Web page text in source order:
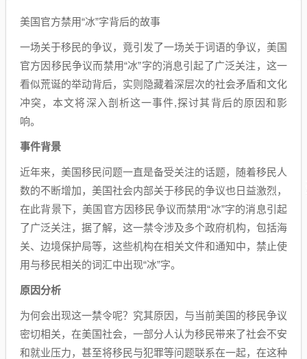
美国官方禁用“冰”字背后的故事
一场关于移民的争议，竟引发了一场关于词语的争议，美国
官方因移民争议而禁用“冰”字的消息引起了广泛关注，这一
看似荒诞的举动背后，实则隐藏着深层次的社会矛盾和文化
冲突，本文将深入剖析这一事件,探讨其背后的原因和影
响。
事件背景
近年来，美国移民问题一直是备受关注的话题，随着移民人
数的不断增加，美国社会内部关于移民的争议也日益激烈，
在此背景下，美国官方因移民争议而禁用“冰”字的消息引起
了广泛关注，据了解，这一禁令涉及多个政府机构，包括海
关、边境保护局等，这些机构在相关文件和通知中，禁止使
用与移民相关的词汇中出现“冰”字。
原因分析
为何会出现这一禁令呢？究其原因，与当前美国的移民争议
密切相关，在美国社会，一部分人认为移民带来了社会不安
和就业压力，甚至将移民与犯罪等问题联系在一起，在这种